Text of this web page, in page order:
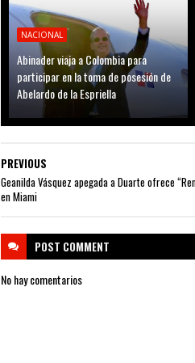
NACIONAL
Abinader viaja a Colombia para
participar en la toma de posesión de
Abelardo de la Espriella
PREVIOUS
Geanilda Vásquez apegada a Duarte ofrece
en Miami
POST COMMENT
No hay comentarios